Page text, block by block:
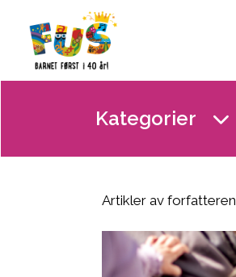
Hopp til innhold
Kategorier
Artikler av forfatteren